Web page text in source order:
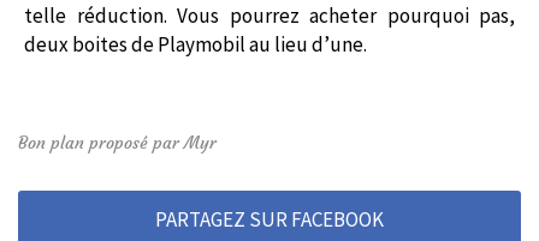
telle réduction. Vous pourrez acheter pourquoi pas,
deux boites de Playmobil au lieu d’une.
Bon plan proposé par Myr
PARTAGEZ SUR FACEBOOK